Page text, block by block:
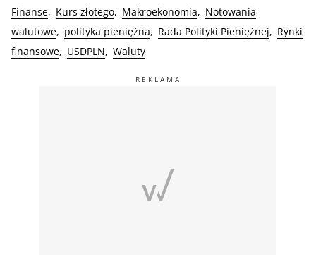
Finanse Kurs złotego Makroekonomia
Notowania
walutowe
polityka pieniężna Rada Polityki Pieniężnej
Rynki
finansowe
USDPLN Waluty